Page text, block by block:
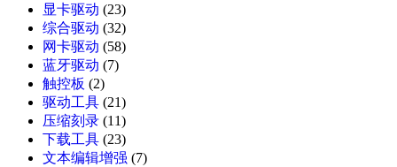
显卡驱动 (23)
综合驱动 (32)
网卡驱动 (58)
蓝牙驱动 (7)
触控板 (2)
驱动工具 (21)
压缩刻录 (11)
下载工具 (23)
文本编辑增强 (7)